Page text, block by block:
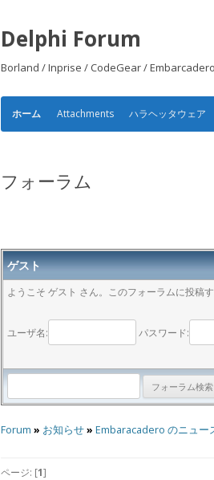
Delphi Forum
Borland / Inprise / CodeGear /
ホーム Attachments ハラヘッタウェア
フォーラム
ゲスト
ようこそ ゲスト さん。このフォーラムに投稿
ユーザ名: パスワード:
Forum » お知らせ» Embaracadero のニュー
ページ: [1]